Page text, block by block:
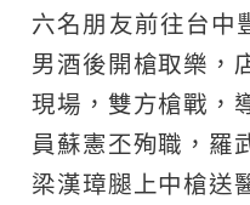
六名朋友前往台中
男酒後開槍取樂，
現場，雙方槍戰，
員蘇憲丕殉職，羅
梁漢璋腿上中槍送